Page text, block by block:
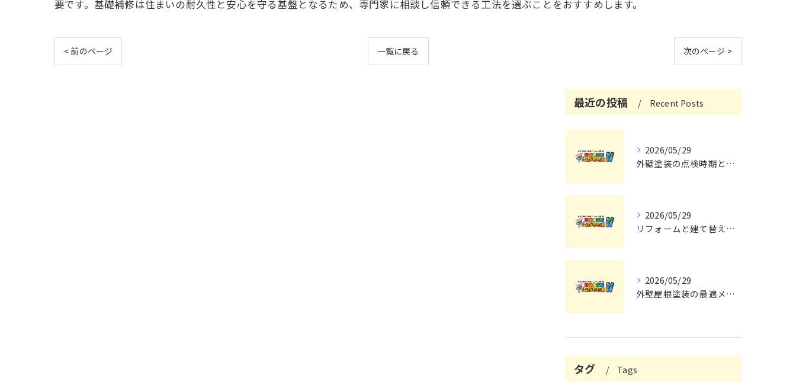
要です。基礎補修は住まいの耐久性と安心を守る基盤となるため、専門家に相談し信頼できる工法を選ぶことをおすすめします。
< 前のページ 一覧に戻る 次のページ >
最近の投稿 Recent Posts
2026/05/29
外壁塗装の点検時期と施工の最適タイミング
2026/05/29
リフォームと建て替えの費用と注意点完全解説
2026/05/29
外壁屋根塗装の最適メンテナンス時期
タグ Tags